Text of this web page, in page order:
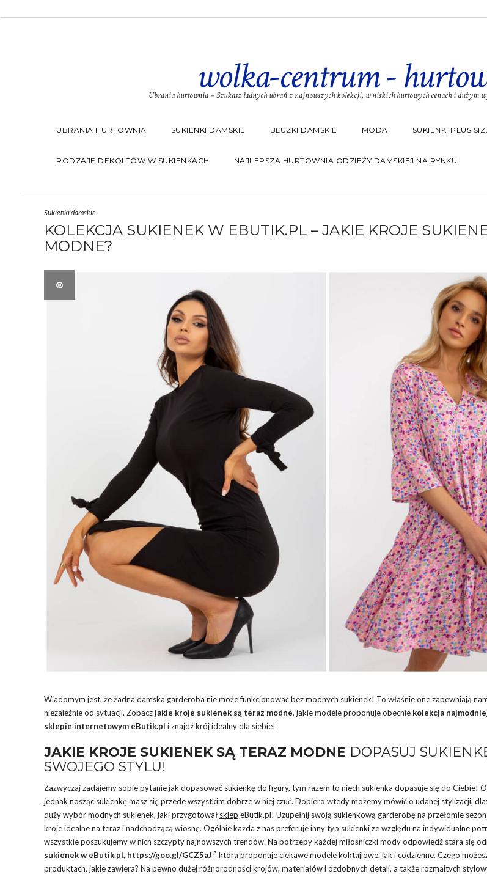
wolka-centrum -
Ubrania hurtownia – Szukasz ładnych ubrań z najnowszych kolekcji, w niskich hurtowych cenach i dużym
UBRANIA HURTOWNIA SUKIENKI DAMSKIE BLUZKI DAMSKIE MODA SUKIENKI PLUS
RODZAJE DEKOLTÓW W SUKIENKACH NAJLEPSZA HURTOWNIA ODZIEŻY DAMSKIEJ NA RYNKU
Sukienki damskie
KOLEKCJA SUKIENEK W EBUTIK.PL – JAKIE KROJE
MODNE?
Wiadomym jest, że żadna damska garderoba nie może funkcjonować bez modnych sukienek! To właśnie one zapewniają
niezależnie od sytuacji. Zobaczjakie kroje sukienek są teraz modne, jakie modele proponuje obecnie kolekcja
sklepie internetowym eButik.pl i znajdź krój idealny dla siebie!
JAKIE KROJE SUKIENEK SĄ TERAZ MODNE DOPASUJ
SWOJEGO STYLU!
Zazwyczaj zadajemy sobie pytanie jak dopasować sukienkę do figury, tym razem to niech sukienka dopasuje się do Ciebie!
jednak nosząc sukienkę masz się przede wszystkim dobrze w niej czuć. Dopiero wtedy możemy mówić o udanej stylizacji,
duży wybór modnych sukienek, jaki przygotował sklep eButik.pl! Uzupełnij swoją sukienkową garderobę na przełomie
kroje idealne na teraz i nadchodzącą wiosnę. Ogólnie każda z nas preferuje inny typ sukienkize względu na indywidualne
wszystkie poszukujemy w nich szczypty najnowszych trendów. Na potrzeby każdej miłośniczki mody odpowiedź stara się
sukienekw eButik.pl, https://goo.gl/GCZ5aJ
która proponuje ciekawe modele koktajlowe, jak i codzienne. Czego
produktach, jakie zawiera? Na pewno dużej różnorodności krojów, materiałów i ozdobnych detali, a także rozmaitych